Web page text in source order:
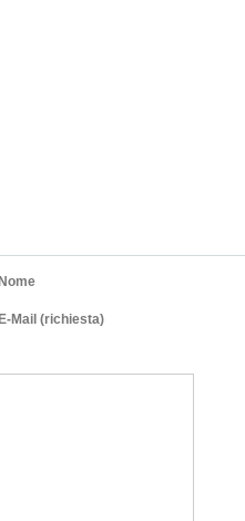
Mail (richiesta)